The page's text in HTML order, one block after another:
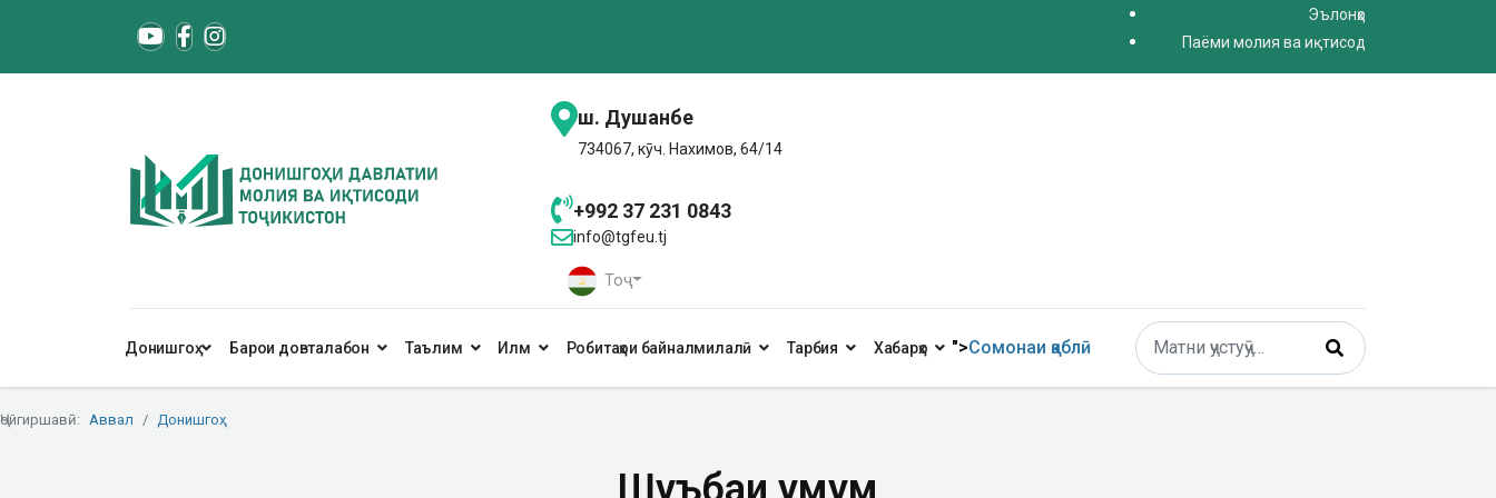
Эълонҳо
Паёми молия ва иқтисод
ш. Душанбе
734067, кӯч. Нахимов, 64/14
+992 37 231 0843
info@tgfeu.tj
Тоҷ
Донишгоҳ Барои довталабон Таълим Илм Робитаҳои байналмилалӣ Тарбия Хабарҳо ">Сомонаи қаблӣ
Поиск
Type 2 or more characters for results.
Ҷойгиршавӣ: Аввал Донишгоҳ